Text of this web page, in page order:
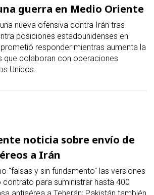
guerra en Medio Oriente
nueva ofensiva contra Irán tras
posiciones estadounidenses en
responder mientras aumenta la
que colaboran con operaciones
Unidos.
noticia sobre envío de
a Irán
"falsas y sin fundamento" las versiones
contrato para suministrar hasta 400